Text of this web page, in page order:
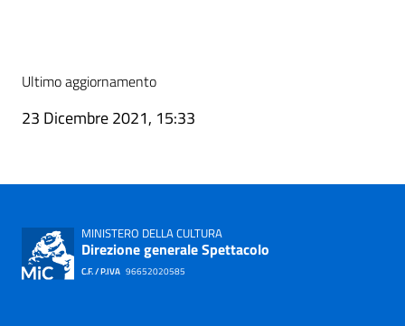
Ultimo aggiornamento
23 Dicembre 2021, 15:33
MINISTERO DELLA CULTURA
Direzione generale Spettacolo
C.F. / P.IVA 96652020585